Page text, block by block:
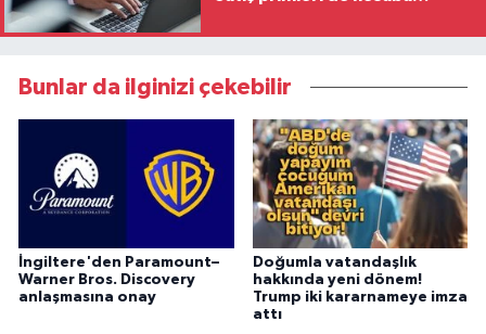
Bunlar da ilginizi çekebilir
İngiltere'den Paramount–
Warner Bros. Discovery
anlaşmasına onay
Doğumla vatandaşlık
hakkında yeni dönem!
Trump iki kararnameye imza
attı